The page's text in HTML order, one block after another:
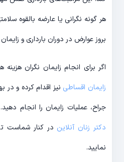
هر گونه نگرانی یا عارضه بالقوه
بروز عوارض در دوران بارداری و
اگر برای انجام زایمان نگران
زایمان اقساطی نیز اقدام کرده و در
جراح، عملیات زایمان را انجام
دکتر زنان آنلاین در کنار شماست
نمایید.